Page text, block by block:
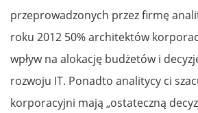
przeprowadzonych przez firmę
roku 2012 50% architektów
wpływ na alokację budżetów i
rozwoju IT. Ponadto analitycy ci
korporacyjni mają „ostateczną